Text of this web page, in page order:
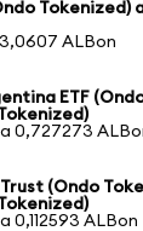
Tokenized)
ALBon
ETF
a 0,727273
(Ondo
0,112593 ALBon